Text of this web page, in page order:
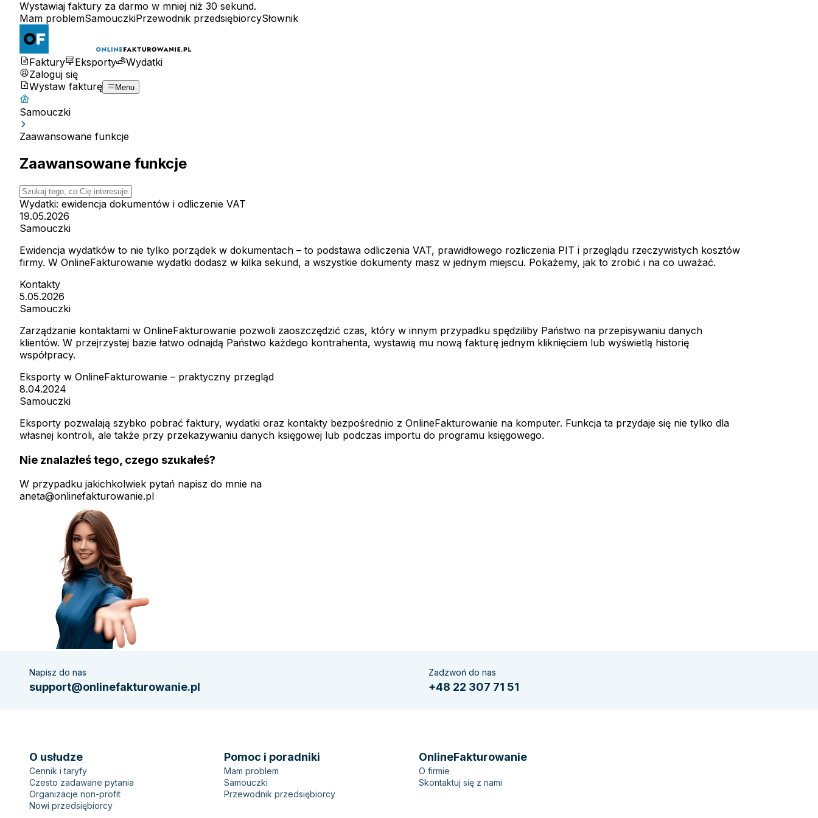
Wystawiaj faktury za darmo w mniej niż 30 sekund.
Mam problemSamouczkiPrzewodnik przedsiębiorcySłownik
Faktury Eksporty
Wydatki
Zaloguj się
Wystaw fakturę
Menu
Samouczki
Zaawansowane funkcje
Zaawansowane funkcje
Wydatki: ewidencja dokumentów i odliczenie VAT
19.05.2026
Samouczki
Ewidencja wydatków to nie tylko porządek w dokumentach – to podstawa odliczenia VAT, prawidłowego rozliczenia PIT i przeglądu rzeczywistych kosztów
firmy. W OnlineFakturowanie wydatki dodasz w kilka sekund, a wszystkie dokumenty masz w jednym miejscu. Pokażemy, jak to zrobić i na co uważać.
Kontakty
5.05.2026
Samouczki
Zarządzanie kontaktami w OnlineFakturowanie pozwoli zaoszczędzić czas, który w innym przypadku spędziliby Państwo na przepisywaniu danych
klientów. W przejrzystej bazie łatwo odnajdą Państwo każdego kontrahenta, wystawią mu nową fakturę jednym kliknięciem lub wyświetlą historię
współpracy.
Eksporty w OnlineFakturowanie – praktyczny przegląd
8.04.2024
Samouczki
Eksporty pozwalają szybko pobrać faktury, wydatki oraz kontakty bezpośrednio z OnlineFakturowanie na komputer. Funkcja ta przydaje się nie tylko dla
własnej kontroli, ale także przy przekazywaniu danych księgowej lub podczas importu do programu księgowego.
Nie znalazłeś tego, czego szukałeś?
W przypadku jakichkolwiek pytań napisz do mnie na
aneta@onlinefakturowanie.pl
Napisz do nas
support@onlinefakturowanie.pl
Zadzwoń do nas
+48 22 307 71 51
O usłudze
Cennik i taryfy
Czesto zadawane pytania
Organizacje non-profit
Nowi przedsiębiorcy
Pomoc i poradniki
Mam problem
Samouczki
Przewodnik przedsiębiorcy
OnlineFakturowanie
O firmie
Skontaktuj się z nami